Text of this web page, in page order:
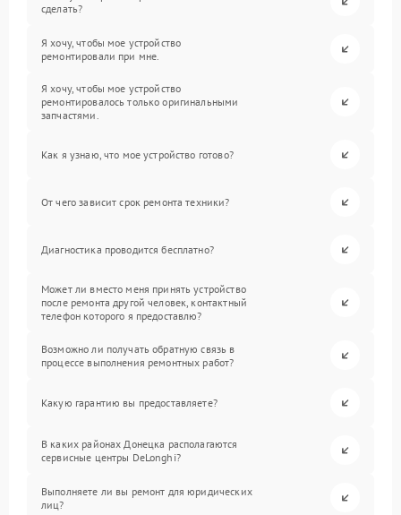
сделать?
Я хочу, чтобы мое устройство
ремонтировали при мне.
Я хочу, чтобы мое устройство
ремонтировалось только оригинальными
запчастями.
Как я узнаю, что мое устройство готово?
От чего зависит срок ремонта техники?
Диагностика проводится бесплатно?
Может ли вместо меня принять устройство
после ремонта другой человек, контактный
телефон которого я предоставлю?
Возможно ли получать обратную связь в
процессе выполнения ремонтных работ?
Какую гарантию вы предоставляете?
В каких районах Донецка располагаются
сервисные центры DeLonghi?
Выполняете ли вы ремонт для юридических
лиц?